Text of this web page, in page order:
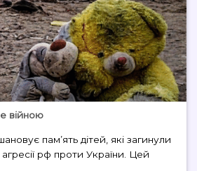
війною
пам’ять дітей, які загинули
рф проти України. Цей